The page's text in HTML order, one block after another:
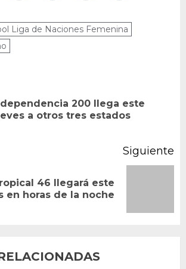
Liga de Naciones Femenina
200 llega este
a otros tres estados
Siguiente
46 llegará este
en horas de la noche